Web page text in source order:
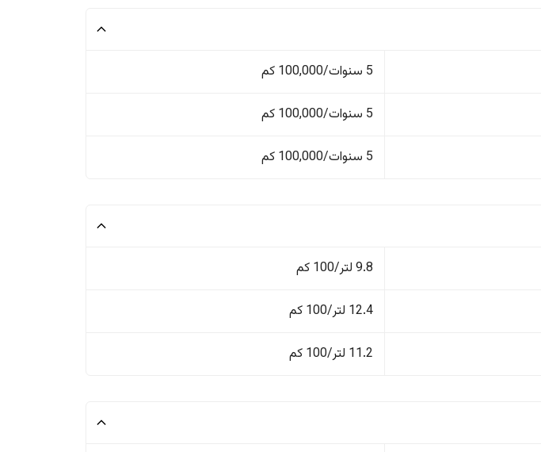
5 سنوات/100,000 كم
5 سنوات/100,000 كم
5 سنوات/100,000 كم
9.8 لتر/100 كم
12.4 لتر/100 كم
11.2 لتر/100 كم